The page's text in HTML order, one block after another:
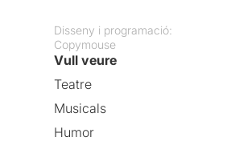
Disseny i programació:
Copymouse
Vull veure
Teatre
Musicals
Humor